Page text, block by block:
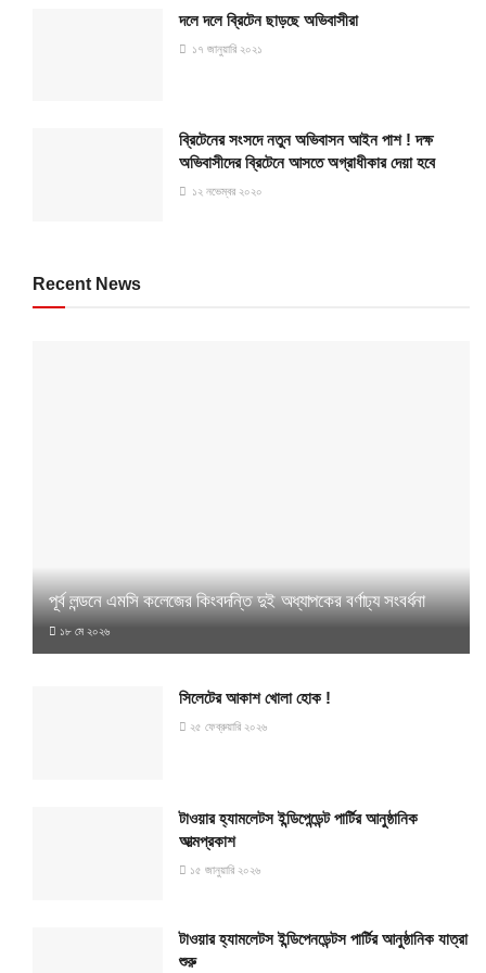
দলে দলে ব্রিটেন ছাড়ছে অভিবাসীরা
১৭ জানুয়ারি ২০২১
ব্রিটেনের সংসদে নতুন অভিবাসন আইন পাশ ! দক্ষ
অভিবাসীদের ব্রিটেনে আসতে অগ্রাধীকার দেয়া হবে
১২ নভেম্বর ২০২০
Recent News
পূর্ব লন্ডনে এমসি কলেজের কিংবদন্তি দুই অধ্যাপকের বর্ণাঢ্য সংবর্ধনা
১৮ মে ২০২৬
সিলেটের আকাশ খোলা হোক !
২৫ ফেব্রুয়ারি ২০২৬
টাওয়ার হ্যামলেটস ইন্ডিপেন্ডেন্ট পার্টির আনুষ্ঠানিক
আত্মপ্রকাশ
১৫ জানুয়ারি ২০২৬
টাওয়ার হ্যামলেটস ইন্ডিপেনডেন্টস পার্টির আনুষ্ঠানিক যাত্রা
শুরু